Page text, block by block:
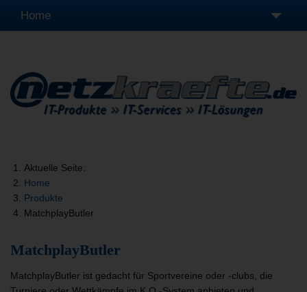
Home
Produkte
Unternehmen
Aktuelle Seite:
Home
Produkte
MatchplayButler
MatchplayButler
MatchplayButler ist gedacht für Sportvereine oder -clubs, die